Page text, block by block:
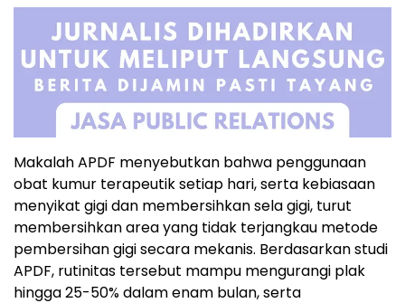
Makalah APDF menyebutkan bahwa penggunaan
obat kumur terapeutik setiap hari, serta kebiasaan
menyikat gigi dan membersihkan sela gigi, turut
membersihkan area yang tidak terjangkau metode
pembersihan gigi secara mekanis. Berdasarkan studi
APDF, rutinitas tersebut mampu mengurangi plak
hingga 25-50% dalam enam bulan, serta